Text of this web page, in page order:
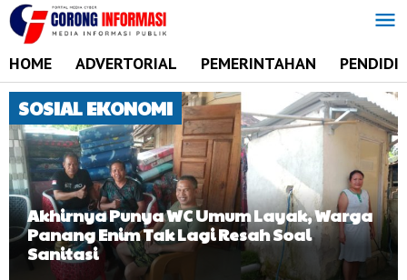
Lewati
ke
konten
HOME ADVERTORIAL PEMERINTAHAN
Akhirnya Punya WC Umum Layak, Warga
Panang Enim Tak Lagi Resah Soal
Sanitasi
SOSIAL EKONOMI